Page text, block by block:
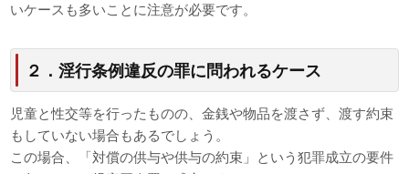
いケースも多いことに注意が必要です。
２．淫行条例違反の罪に問われるケース
児童と性交等を行ったものの、金銭や物品を渡さず、渡す約束
もしていない場合もあるでしょう。
この場合、「対償の供与や供与の約束」という犯罪成立の要件